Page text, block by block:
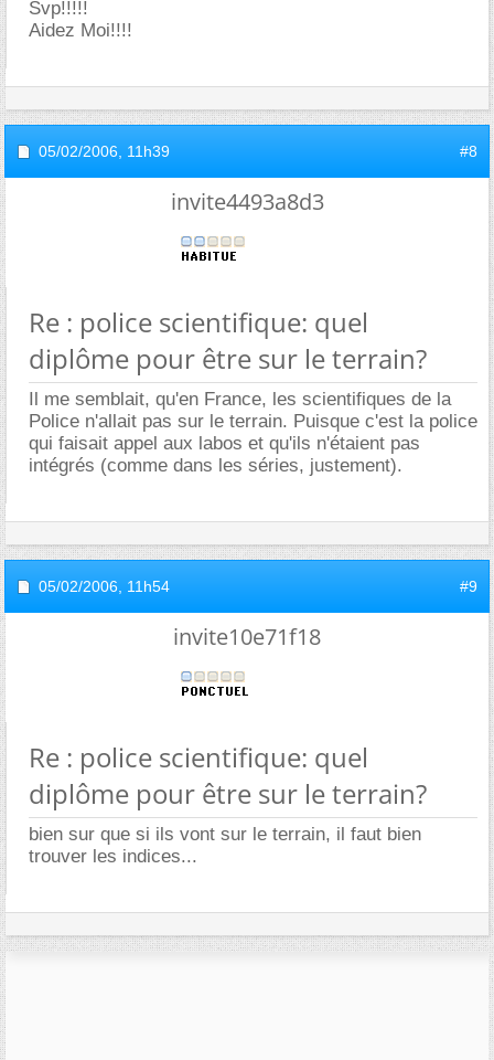
Svp!!!!!
Aidez Moi!!!!
05/02/2006, 11h39 #8
invite4493a8d3
Re : police scientifique: quel
diplôme pour être sur le terrain?
Il me semblait, qu'en France, les scientifiques de la
Police n'allait pas sur le terrain. Puisque c'est la police
qui faisait appel aux labos et qu'ils n'étaient pas
intégrés (comme dans les séries, justement).
05/02/2006, 11h54 #9
invite10e71f18
Re : police scientifique: quel
diplôme pour être sur le terrain?
bien sur que si ils vont sur le terrain, il faut bien
trouver les indices...